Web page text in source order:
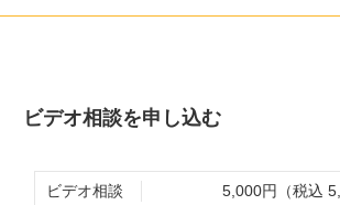
分のことは自分で解決するべきだ、とお考
たのお話を邪魔することなく聞かせていた
。ですので、どんなことでも安心してお話
ういうことかなと思ったのですが、私の理
これは、私があなたのことを適切に理解す
ビデオ相談を申し込む
ビデオ相談 5,000円（税込